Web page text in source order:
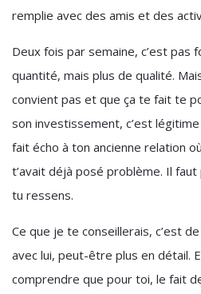
remplie avec des amis et des
Deux fois par semaine, c’est pas
quantité, mais plus de qualité.
convient pas et que ça te fait te
son investissement, c’est
fait écho à ton ancienne relation
t’avait déjà posé problème. Il
tu ressens.
Ce que je te conseillerais, c’est
avec lui, peut-être plus en détail.
comprendre que pour toi, le fait